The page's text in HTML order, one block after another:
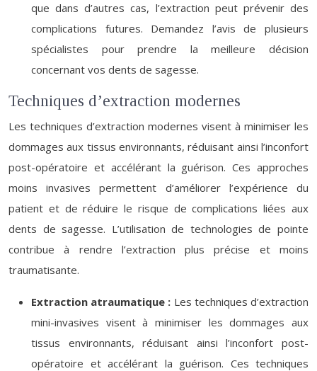
que dans d’autres cas, l’extraction peut prévenir des
complications futures. Demandez l’avis de plusieurs
spécialistes pour prendre la meilleure décision
concernant vos dents de sagesse.
Techniques d’extraction modernes
Les techniques d’extraction modernes visent à minimiser les
dommages aux tissus environnants, réduisant ainsi l’inconfort
post-opératoire et accélérant la guérison. Ces approches
moins invasives permettent d’améliorer l’expérience du
patient et de réduire le risque de complications liées aux
dents de sagesse. L’utilisation de technologies de pointe
contribue à rendre l’extraction plus précise et moins
traumatisante.
Extraction atraumatique : Les techniques d’extraction
mini-invasives visent à minimiser les dommages aux
tissus environnants, réduisant ainsi l’inconfort post-
opératoire et accélérant la guérison. Ces techniques